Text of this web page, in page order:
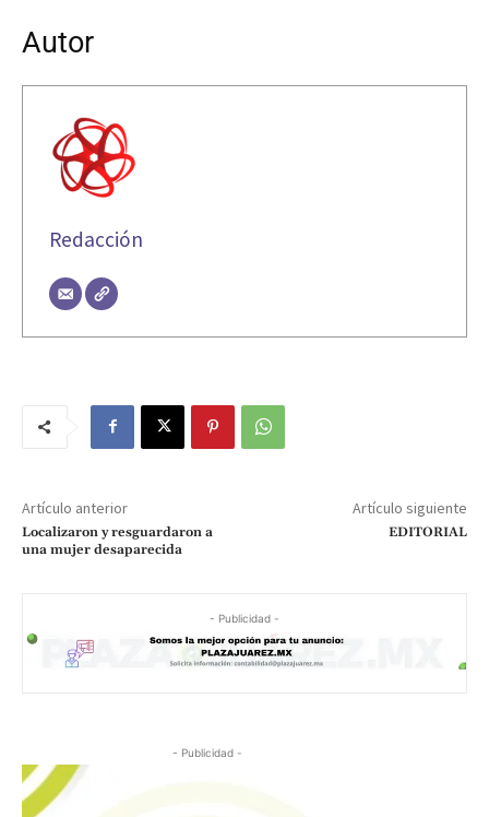
Autor
Redacción
Artículo anterior
Localizaron y resguardaron a
una mujer desaparecida
Artículo siguiente
EDITORIAL
- Publicidad -
- Publicidad -